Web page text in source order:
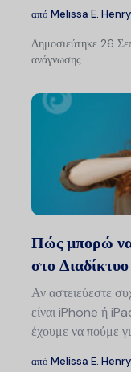
από Melissa E. Henry
Δημοσιεύτηκε 26
ανάγνωσης
Πώς μπορώ
στο
Αν αστειεύεστε
είναι iPhone ή
έχουμε να πούμε
από Melissa E. Henry